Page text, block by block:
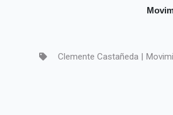
Clemente Castañeda |